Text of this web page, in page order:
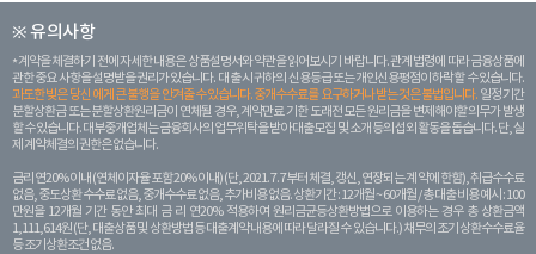
※ 유의사항
계약을 체결하기 전에 자세한 내용은 상품설명서와 약관을 읽어보시기 바랍니다. 관계 법령에 따라 금융상품에
관한 중요 사항을 설명받을 권리가 있습니다. 대 출 시 귀하의 신용등급 또는 개인신용평점이 하락할 수 있습니다.
과도한 빚은 당신 에게 큰 불행을 안겨줄 수 있습니다. 중개수수료를 요구하거나 받는 것은 불법입니다. 일정 기간
분할상환금 또는 분할상환원리금이 연체될 경우, 계약만료 기한 도래전 모든 원리금을 변제해야할 의무가 발생
할 수 있습니다. 대부중개업체는 금융회사의 업무위탁을 받아 대출모집 및 소개 등의 섭외 활동을 돕습니다. 단, 실
제 계약체결의 권한은 없습니다.
금리 연20% 이내 (연체이자율 포함 20% 이내) (단, 2021. 7. 7부터 체결, 갱신, 연장되는 계 약에 한함), 취급수수료
없음, 중도상환 수수료 없음, 중개수수료 없음, 추가비용 없음. 상환기간 : 12개월 ~ 60개월 / 총 대출 비용 예시 : 100
만원을 12개월 기간 동안 최대 금 리 연20% 적용하여 원리금균등상환방법으로 이용하는 경우 총 상환금액
1,111,614원 (단, 대출상품 및 상환방법 등 대출계약 내용에 따라 달라질 수 있습니다.) 채무의 조기 상환수수료율
등 조기상환조건 없음.